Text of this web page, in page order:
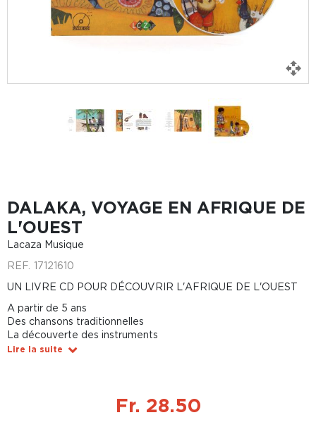
DALAKA, VOYAGE EN AFRIQUE DE
L'OUEST
Lacaza Musique
REF. 17121610
UN LIVRE CD POUR DÉCOUVRIR L'AFRIQUE DE L'OUEST
A partir de 5 ans
Des chansons traditionnelles
La découverte des instruments
Lire la suite
Fr. 28.50